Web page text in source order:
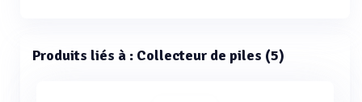
Produits liés à : Collecteur de piles (5)